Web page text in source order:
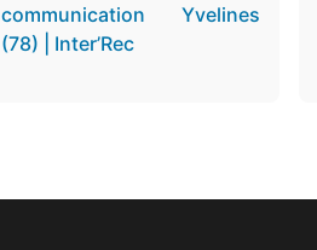
communication Yvelines
(78) | Inter’Rec